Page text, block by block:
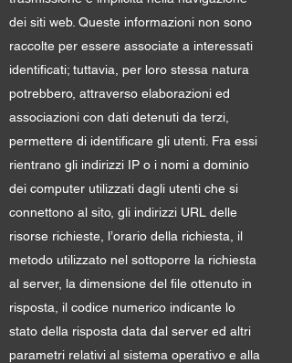
dei siti web. Queste informazioni non sono
raccolte per essere associate a interessati
identificati; tuttavia, per loro stessa natura
potrebbero, attraverso elaborazioni ed
associazioni con dati detenuti da terzi,
permettere di identificare gli utenti. Fra essi
rientrano gli indirizzi IP o i nomi a dominio
dei computer utilizzati dagli utenti che si
connettono al sito, gli indirizzi URL delle
risorse richieste, l’orario della richiesta, il
metodo utilizzato nel sottoporre la richiesta
al server, la dimensione del file ottenuto in
risposta, il codice numerico indicante lo
stato della risposta data dal server ed altri
parametri relativi al sistema operativo e alla